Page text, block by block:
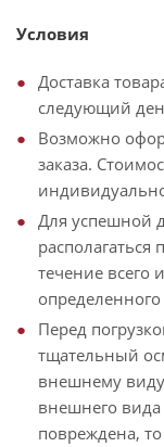
Условия
Доставка
следующий
Возможно
заказа.
Для успешной
располагаться
течение всего
Перед
тщательный
внешнему
внешнего вида
повреждена,